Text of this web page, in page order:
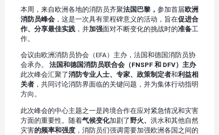
本周，来自欧洲各地的消防员齐聚法国巴黎， 参加首届欧洲
消防员峰会 ，这是一次具有里程碑意义的活动，旨在促进合
作、分享最佳实践 ，并加强面对不断变化的挑战时的准备工
作。
会议由欧洲消防员协会（EFA）主办，法国和德国消防员协
会承办。 法国和德国消防员联合会（FNSPF 和 DFV）主办
此次峰会汇聚了消防专业人士、专家、政策制定者和利益相
关者 ，共同讨论消防界面临的关键问题，并为集体行动指明
方向。
此次峰会的中心主题之一是跨境合作在应对紧急情况和灾害
方面的重要性。随着气候变化加剧了野火、 洪水和其他自然
灾害的频率和强度 ，消防员们强调需要加强欧洲各国之间的